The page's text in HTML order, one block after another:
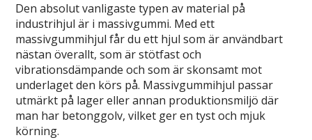
Den absolut vanligaste typen av material på
industrihjul är i massivgummi. Med ett
massivgummihjul får du ett hjul som är användbart
nästan överallt, som är stötfast och
vibrationsdämpande och som är skonsamt mot
underlaget den körs på. Massivgummihjul passar
utmärkt på lager eller annan produktionsmiljö där
man har betonggolv, vilket ger en tyst och mjuk
körning.